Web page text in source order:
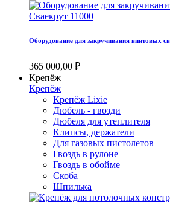
Оборудование для закручивания винтовых
365 000,00 ₽
Крепёж
Крепёж
Крепёж Lixie
Дюбель - гвозди
Дюбеля для утеплителя
Клипсы, держатели
Для газовых пистолетов
Гвоздь в рулоне
Гвоздь в обойме
Скоба
Шпилька